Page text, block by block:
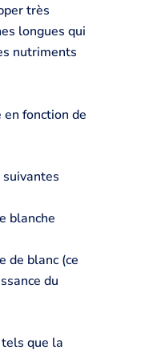
très
longues qui
nutriments
en fonction de
blanche
de blanc (ce
du
que la